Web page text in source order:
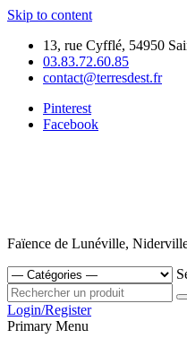
Skip to content
13, rue Cyfflé, 54950
03.83.72.60.85
contact@terresdest.fr
Pinterest
Facebook
Faïence de Lunéville,
Login/Register
Primary Menu